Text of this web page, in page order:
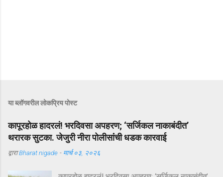
या ब्लॉगवरील लोकप्रिय पोस्ट
कापूरहोळ हादरलं! भरदिवसा अपहरण; ‘सर्जिकल नाकाबंदीत’
थरारक सुटका. जेजुरी नीरा पोलीसांंची धडक कारवाई
द्वाराBharat nigade - मार्च ०३, २०२६